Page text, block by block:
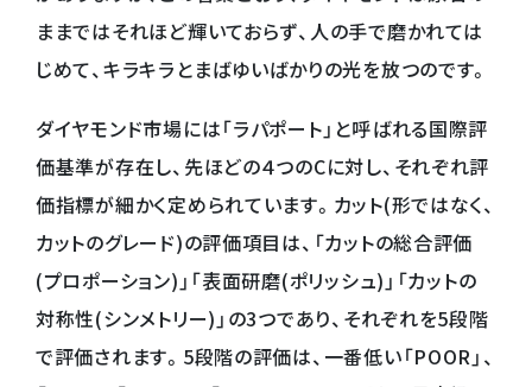
ままではそれほど輝いておらず、人の手で磨かれては
じめて、キラキラとまばゆいばかりの光を放つのです。
ダイヤモンド市場には「ラパポート」と呼ばれる国際評
価基準が存在し、先ほどの４つのCに対し、それぞれ評
価指標が細かく定められています。カット(形ではなく、
カットのグレード)の評価項目は、「カットの総合評価
(プロポーション)」「表面研磨(ポリッシュ)」「カットの
対称性(シンメトリー)」の3つであり、それぞれを5段階
で評価されます。5段階の評価は、一番低い「POOR」、